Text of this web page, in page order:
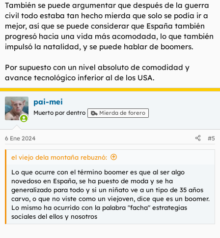
También se puede argumentar que después de la guerra
civil todo estaba tan hecho mierda que solo se podía ir a
mejor, así que se puede considerar que España también
progresó hacia una vida más acomodada, lo que también
impulsó la natalidad, y se puede hablar de boomers.
Por supuesto con un nivel absoluto de comodidad y
avance tecnológico inferior al de los USA.
pai-mei
Muerto por dentro Mierda de forero
6 Ene 2024 #5
el viejo dela montaña rebuznó:
Lo que ocurre con el término boomer es que al ser algo
novedoso en España, se ha puesto de moda y se ha
generalizado para todo y si un niñato ve a un tipo de 35 años
carvo, o que no viste como un viejoven, dice que es un boomer.
Lo mismo ha ocurrido con la palabra "facha" estrategias
sociales del ellos y nosotros